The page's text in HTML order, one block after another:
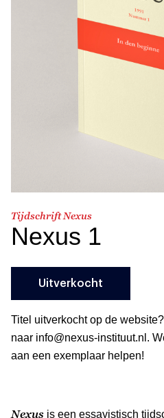
Tijdschrift Nexus
Nexus 1
Uitverkocht
Titel uitverkocht op de
naar info@nexus-instituut.nl.
aan een exemplaar helpen!
Nexus is een essayistisch